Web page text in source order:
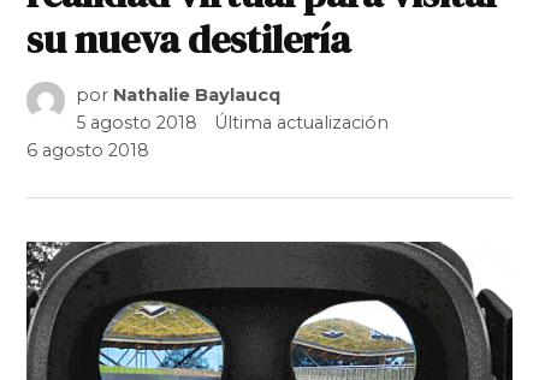
su nueva destilería
por Nathalie Baylaucq
5 agosto 2018
Última actualización
6 agosto 2018